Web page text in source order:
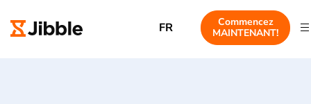
FR
Commencez
MAINTENANT!